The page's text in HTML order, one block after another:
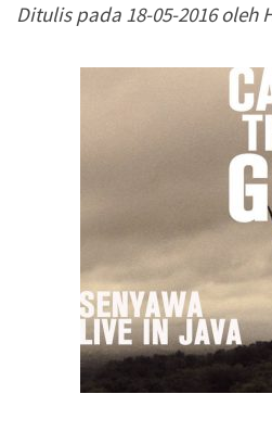
Lisensi
Landasan
Pertimbangan
Jenis
Panduan
Konten
Lisensi
Landasan
Pertimbangan
Jenis
Panduan
Konten
Ditulis pada 18-05-2016 oleh